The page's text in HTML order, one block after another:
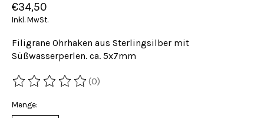
€34,50
Inkl. MwSt.
Filigrane Ohrhaken aus Sterlingsilber mit
Süßwasserperlen. ca. 5x7mm
Die Bewertung dieses Produkts ist
(0)
Menge: